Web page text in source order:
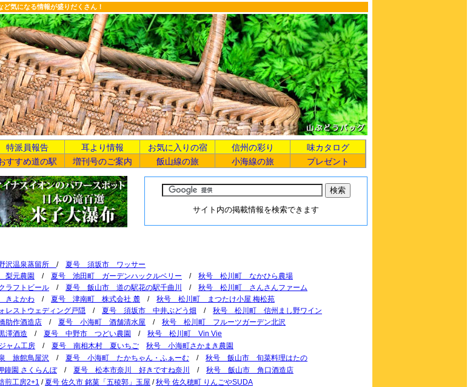
気になる情報が盛りだくさん！
特派員報告 耳より情報 お気に入りの宿 信州の彩り
味カタログ
すすめ道の駅 増刊号のご案内 飯山線の旅 小海線の旅 プレゼント
サイト内の掲載情報を検索できます
温泉蒸留所 / 夏号 須坂市 ワッサー
元農園 / 夏号 池田町 ガーデンハックルベリー / 秋号 松川町 なかひら農場
フトビール / 夏号 飯山市 道の駅花の駅千曲川 / 秋号 松川町 さんさんファーム
よかわ / 夏号 津南町 株式会社 麓 / 秋号 松川町 まつたけ小屋 梅松苑
ストウェディング戸隠 / 夏号 須坂市 中井ぶどう畑 / 秋号 松川町 信州まし野ワイン
作酒造店 / 夏号 小海町 酒舗清水屋 / 秋号 松川町 フルーツガーデン北沢
澤酒造 / 夏号 中野市 つどい農園 / 秋号 松川町 Vin Vie
ャム工房 / 夏号 南相木村 夏いちご 秋号 小海町さかまき農園
旅館鳥屋沢 / 夏号 小海町 たかちゃん・ふぁーむ / 秋号 飯山市 旬菜料理はたの
鐘園 さくらんぼ/ 夏号 松本市奈川 好きですね奈川 / 秋号 飯山市 角口酒造店
煎工房2+1 /夏号 佐久市 銘菓「五稜郭」玉屋 /秋号 佐久穂町 りんごやSUDA